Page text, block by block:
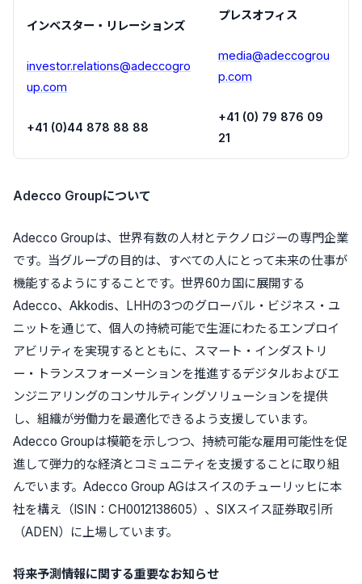
インベスター・リレーションズ
investor.relations@adeccogro
up.com
+41 (0)44 878 88 88
プレスオフィス
media@adeccogrou
p.com
+41 (0) 79 876 09
21
Adecco Groupについて
Adecco Groupは、世界有数の人材とテクノロジーの専門企業
です。当グループの目的は、すべての人にとって未来の仕事が
機能するようにすることです。世界60カ国に展開する
Adecco、Akkodis、LHHの3つのグローバル・ビジネス・ユ
ニットを通じて、個人の持続可能で生涯にわたるエンプロイ
アビリティを実現するとともに、スマート・インダストリ
ー・トランスフォーメーションを推進するデジタルおよびエ
ンジニアリングのコンサルティングソリューションを提供
し、組織が労働力を最適化できるよう支援しています。
Adecco Groupは模範を示しつつ、持続可能な雇用可能性を促
進して弾力的な経済とコミュニティを支援することに取り組
んでいます。Adecco Group AGはスイスのチューリッヒに本
社を構え（ISIN：CH0012138605）、SIXスイス証券取引所
（ADEN）に上場しています。
将来予測情報に関する重要なお知らせ